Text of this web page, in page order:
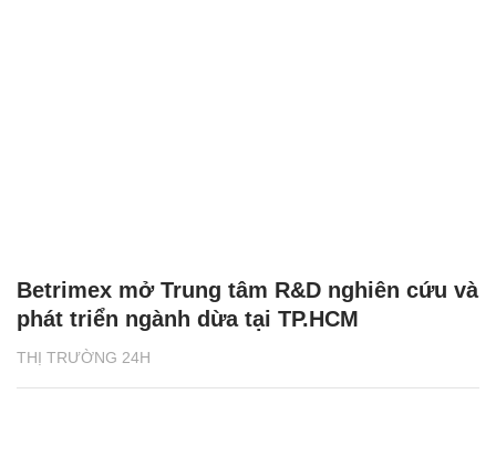
THỊ TRƯỜNG 24H
Betrimex mở Trung tâm R&D nghiên cứu và
phát triển ngành dừa tại TP.HCM